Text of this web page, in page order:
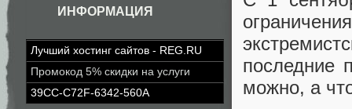
ИНФОРМАЦИЯ
Лучший хостинг сайтов - REG.RU
Промокод 5% скидки на услуги
39CC-C72F-6342-560A
последние
можно, а